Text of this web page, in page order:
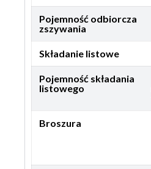
Pojemność odbiorcza
zszywania
Składanie listowe
Pojemność składania
listowego
Broszura